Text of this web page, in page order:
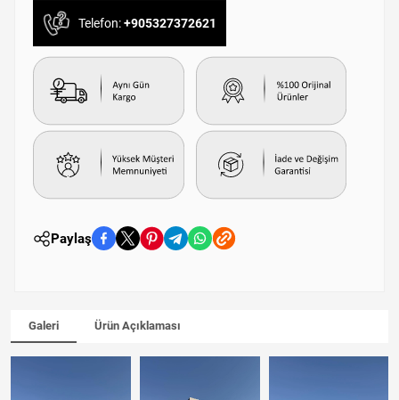
Telefon:+905327372621
Paylaş
Galeri Ürün Açıklaması